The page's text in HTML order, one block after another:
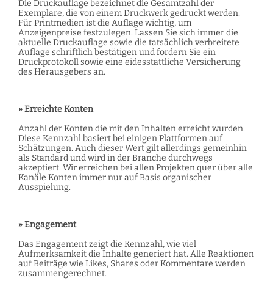
Die Druckauflage bezeichnet die Gesamtzahl der
Exemplare, die von einem Druckwerk gedruckt werden.
Für Printmedien ist die Auflage wichtig, um
Anzeigenpreise festzulegen. Lassen Sie sich immer die
aktuelle Druckauflage sowie die tatsächlich verbreitete
Auflage schriftlich bestätigen und fordern Sie ein
Druckprotokoll sowie eine eidesstattliche Versicherung
des Herausgebers an.
» Erreichte Konten
Anzahl der Konten die mit den Inhalten erreicht wurden.
Diese Kennzahl basiert bei einigen Plattformen auf
Schätzungen. Auch dieser Wert gilt allerdings gemeinhin
als Standard und wird in der Branche durchwegs
akzeptiert. Wir erreichen bei allen Projekten quer über alle
Kanäle Konten immer nur auf Basis organischer
Ausspielung.
» Engagement
Das Engagement zeigt die Kennzahl, wie viel
Aufmerksamkeit die Inhalte generiert hat. Alle Reaktionen
auf Beiträge wie Likes, Shares oder Kommentare werden
zusammengerechnet.